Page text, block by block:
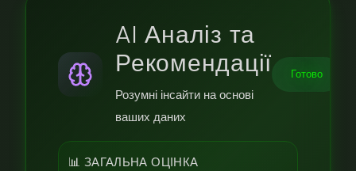
AI Аналіз та
Рекомендації
Розумні інсайти на основі
ваших даних
Готово
📊 ЗАГАЛЬНА ОЦІНКА